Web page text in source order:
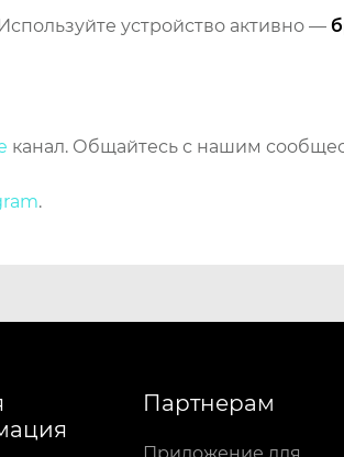
устройство активно —
канал. Общайтесь с нашим
.
Партнерам